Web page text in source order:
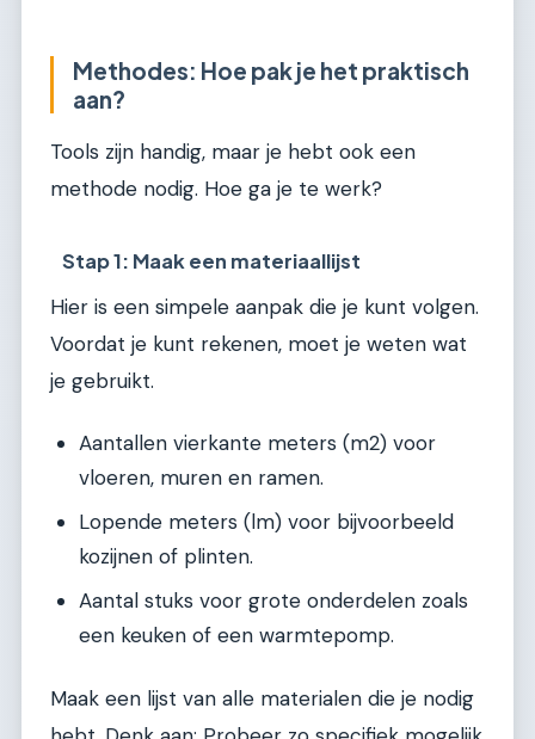
Methodes: Hoe pak je het praktisch
aan?
Tools zijn handig, maar je hebt ook een
methode nodig. Hoe ga je te werk?
Stap 1: Maak een materiaallijst
Hier is een simpele aanpak die je kunt volgen.
Voordat je kunt rekenen, moet je weten wat
je gebruikt.
Aantallen vierkante meters (m2) voor
vloeren, muren en ramen.
Lopende meters (lm) voor bijvoorbeeld
kozijnen of plinten.
Aantal stuks voor grote onderdelen zoals
een keuken of een warmtepomp.
Maak een lijst van alle materialen die je nodig